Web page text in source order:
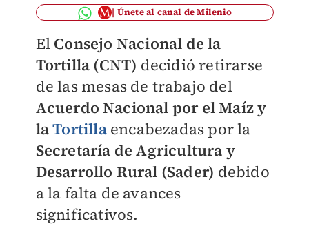
Únete al canal de Milenio
El Consejo Nacional de la
Tortilla (CNT) decidió retirarse
de las mesas de trabajo del
Acuerdo Nacional por el Maíz y
laTortilla encabezadas por la
Secretaría de Agricultura y
Desarrollo Rural (Sader) debido
a la falta de avances
significativos.